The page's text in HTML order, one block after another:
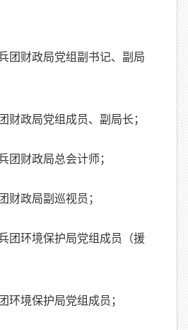
团财政局党组副书记、副局
财政局党组成员、副局长；
团财政局总会计师；
财政局副巡视员；
团环境保护局党组成员（援
环境保护局党组成员；